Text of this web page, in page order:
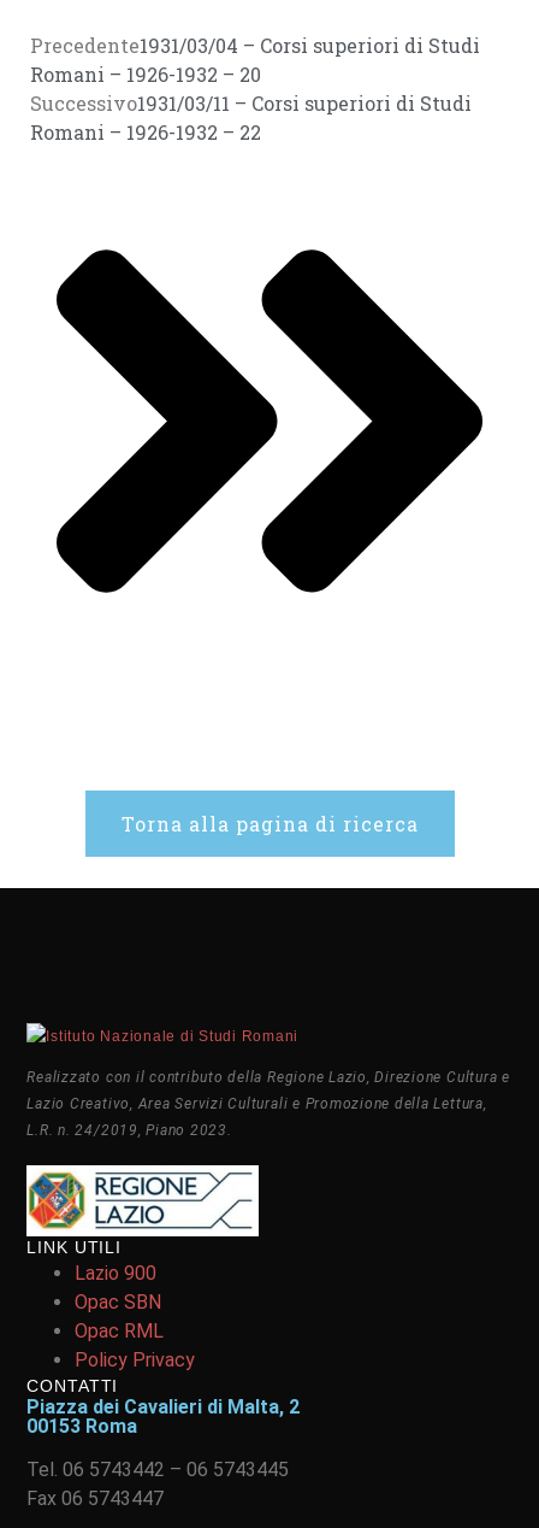
Precedente1931/03/04 – Corsi superiori di Studi
Romani – 1926-1932 – 20
Successivo1931/03/11 – Corsi superiori di Studi
Romani – 1926-1932 – 22
Torna alla pagina di ricerca
Realizzato con il contributo della Regione Lazio, Direzione Cultura e
Lazio Creativo, Area Servizi Culturali e Promozione della Lettura,
L.R. n. 24/2019, Piano 2023.
LINK UTILI
Lazio 900
Opac SBN
Opac RML
Policy Privacy
CONTATTI
Piazza dei Cavalieri di Malta, 2
00153 Roma
Tel. 06 5743442 – 06 5743445
Fax 06 5743447